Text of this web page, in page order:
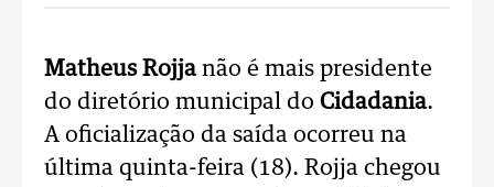
Matheus Rojjanão é mais presidente
do diretório municipal do Cidadania.
A oficialização da saída ocorreu na
última quinta-feira (18). Rojja chegou